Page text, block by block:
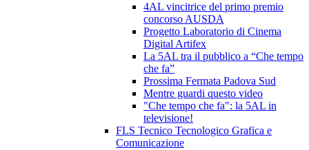
4AL vincitrice del primo premio
concorso AUSDA
Progetto Laboratorio di Cinema
Digital Artifex
La 5AL tra il pubblico a “Che tempo
che fa”
Prossima Fermata Padova Sud
Mentre guardi questo video
"Che tempo che fa": la 5AL in
televisione!
FLS Tecnico Tecnologico Grafica e
Comunicazione